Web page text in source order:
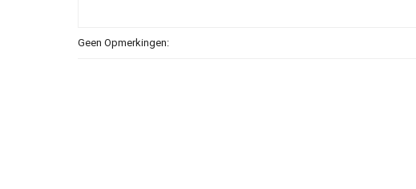
Geen Opmerkingen: